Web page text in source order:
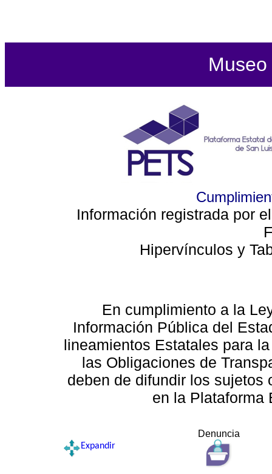
Información registrada por
Hipervínculos y
En cumplimiento a la
Información Pública del
lineamientos Estatales para
las Obligaciones de
deben de difundir los sujetos
en la Plataforma
Denuncia
Expandir